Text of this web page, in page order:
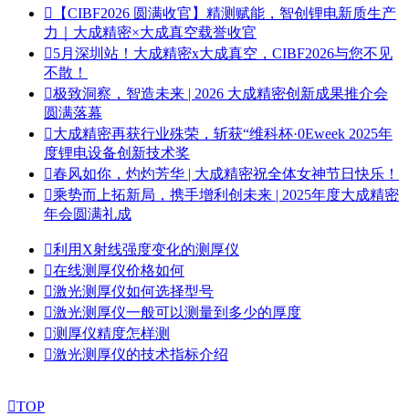

【CIBF2026 圆满收官】精测赋能，智创锂电新质生产
力｜大成精密×大成真空载誉收官
5月深圳站！大成精密x大成真空，CIBF2026与您不见
不散！
极致洞察，智造未来 | 2026 大成精密创新成果推介会
圆满落幕
大成精密再获行业殊荣，斩获“维科杯·0Eweek 2025年
度锂电设备创新技术奖
春风如你，灼灼芳华 | 大成精密祝全体女神节日快乐！
乘势而上拓新局，携手增利创未来 | 2025年度大成精密
年会圆满礼成
利用X射线强度变化的测厚仪
在线测厚仪价格如何
激光测厚仪如何选择型号
激光测厚仪一般可以测量到多少的厚度
测厚仪精度怎样测
激光测厚仪的技术指标介绍
TOP